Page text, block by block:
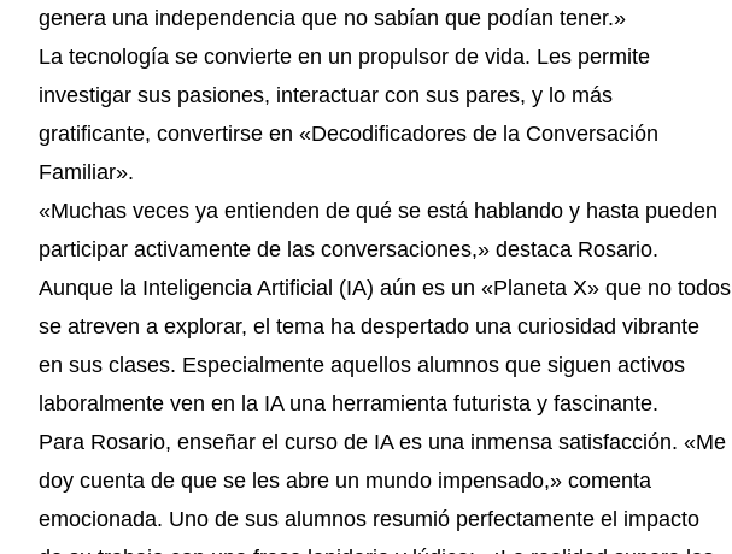
genera una independencia que no sabían que podían tener.»
La tecnología se convierte en un propulsor de vida. Les permite
investigar sus pasiones, interactuar con sus pares, y lo más
gratificante, convertirse en «Decodificadores de la Conversación
Familiar».
«Muchas veces ya entienden de qué se está hablando y hasta pueden
participar activamente de las conversaciones,» destaca Rosario.
Aunque la Inteligencia Artificial (IA) aún es un «Planeta X» que no todos
se atreven a explorar, el tema ha despertado una curiosidad vibrante
en sus clases. Especialmente aquellos alumnos que siguen activos
laboralmente ven en la IA una herramienta futurista y fascinante.
Para Rosario, enseñar el curso de IA es una inmensa satisfacción. «Me
doy cuenta de que se les abre un mundo impensado,» comenta
emocionada. Uno de sus alumnos resumió perfectamente el impacto